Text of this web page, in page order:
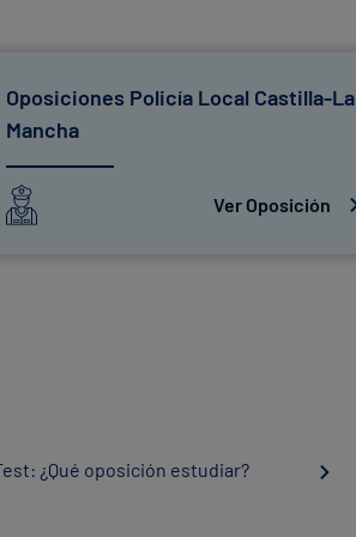
Oposiciones Policía Local Castilla-La
Mancha
Ver Oposición
¿Qué oposición estudiar?